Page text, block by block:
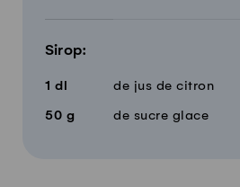
Sirop:
1 dl de jus de citron
50 g de sucre glace